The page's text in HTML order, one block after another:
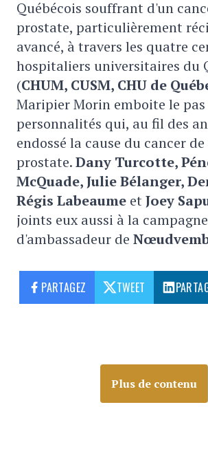
Québécois souffrant d'un
prostate, particulièrement
avancé, à travers les quatre
hospitaliers universitaires du
(CHUM, CUSM, CHU de
Maripier Morin emboite le pas
personnalités qui, au fil des
endossé la cause du cancer
prostate.Dany Turcotte,
McQuade, Julie Bélanger,
Régis Labeaume et Joey
joints eux aussi à la
d'ambassadeur de
PARTAGEZ TWEET
Plus de contenu